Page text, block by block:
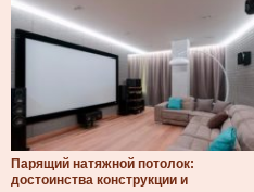
Парящий натяжной потолок:
достоинства конструкции и